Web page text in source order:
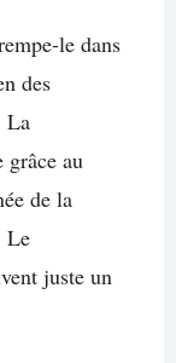
le dans
des
La
grâce au
de la
Le
juste un